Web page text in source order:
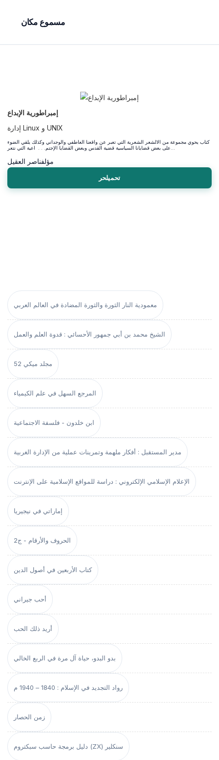
مسموع مكان
معمودية النار الثورة والثورة المضادة في العالم العربي
الشيخ محمد بن أبي جمهور الأحسائي : قدوة العلم والعمل
مجلد ميكي 52
المرجع السهل في علم الكيمياء
ابن خلدون - فلسفة الاجتماعية
مدير المستقبل : أفكار ملهمة وتمرينات عملية من الإدارة الغربية
الإعلام الإسلامي الإلكتروني : دراسة للمواقع الإسلامية على الإنترنت
إماراتي في نيجيريا
الحروف والأرقام - ج2
كتاب الأربعين في أصول الدين
أحب جيراني
أريد ذلك الحب
بدو البدو، حياة آل مرة في الربع الخالي
رواد التجديد في الإسلام : 1840 – 1940 م
زمن الحصار
دليل برمجة حاسب سبكتروم (ZX) سنكلير
إمبراطورية الإبداع
إدارة Linux و UNIX
كتاب يحوي مجموعة من الالشعر الشعرية التي تعبر عن واقعنا العاطفي والوجداني وكذلك يلقي الضوء
مؤلفناصر العقيل
تحميلحر